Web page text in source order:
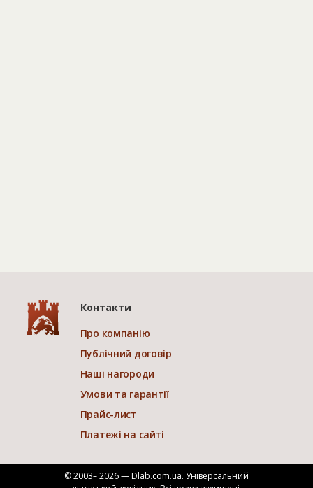
Контакти
Про компанію
Публічний договір
Наші нагороди
Умови та гарантії
Прайс-лист
Платежі на сайті
© 2003– 2026 — Dlab.com.ua. Універсальний